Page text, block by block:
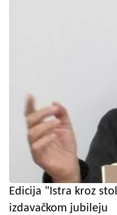
Edicija "Istra kroz
izdavačkom jubileju